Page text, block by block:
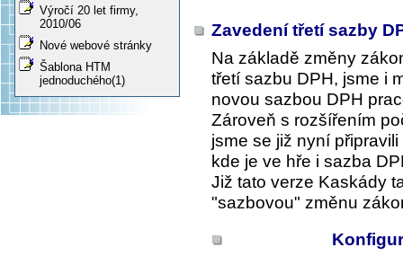
Výročí 20 let firmy,
2010/06
Nové webové stránky
Šablona HTM
jednoduchého(1)
Zavedení třetí sazby
Na základě změny
třetí sazbu DPH, jsme i
novou sazbou DPH
Zároveň s rozšířením
jsme se již nyní
kde je ve hře i sazba
Již tato verze Kaskády
"sazbovou" změnu